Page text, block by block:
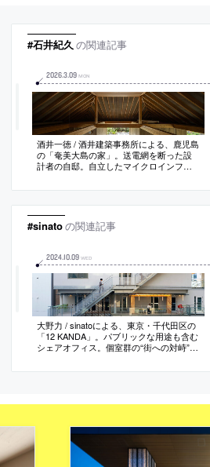
#石井紀久 の関連記事
2026.3.09 MON
酒井一徳 / 酒井建築事務所による、鹿児島
の「奄美大島の家」。送電網を断った設
計者の自邸。自立したマイクロインフラ
間構成として“太陽光発電”で暮らせる建築
域”が交錯する曖昧さと寛容さも創出
#sinatoの関連記事
2024.10.09 WED
大野力 / sinatoによる、東京・千代田区の
「12 KANDA」。パブリックな用途も含む
シェアオフィス。個室群の“街への対峙”も
ーと繋げて“日常動線”にする構成を考案。